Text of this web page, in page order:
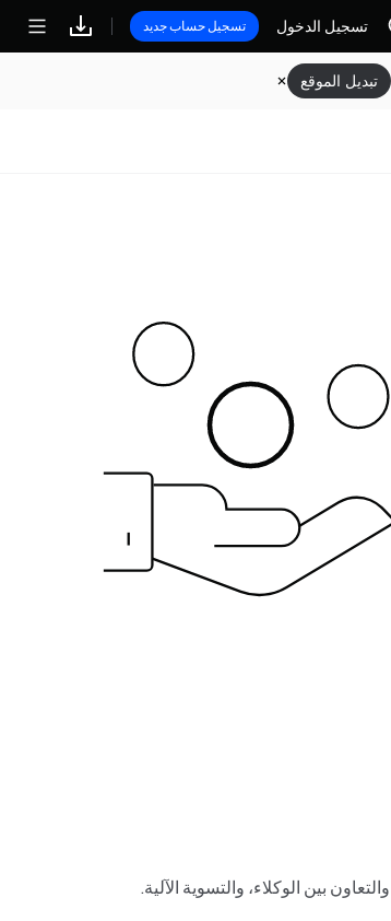
مكافآت
تسجيل الدخول تسجيل حساب جديد
تبديل الموقع